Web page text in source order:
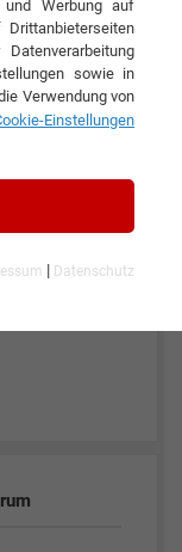
und Werbung auf
sowie in
Verwendung von
Einstellungen
| Datenschutz